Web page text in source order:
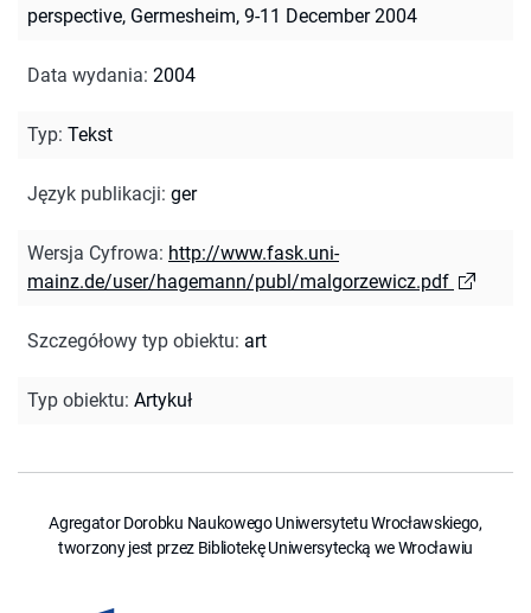
perspective, Germesheim, 9-11 December 2004
Data wydania: 2004
Typ: Tekst
Język publikacji: ger
Wersja Cyfrowa: http://www.fask.uni-
mainz.de/user/hagemann/publ/malgorzewicz.pdf
Szczegółowy typ obiektu: art
Typ obiektu: Artykuł
Agregator Dorobku Naukowego Uniwersytetu Wrocławskiego,
tworzony jest przez Bibliotekę Uniwersytecką we Wrocławiu